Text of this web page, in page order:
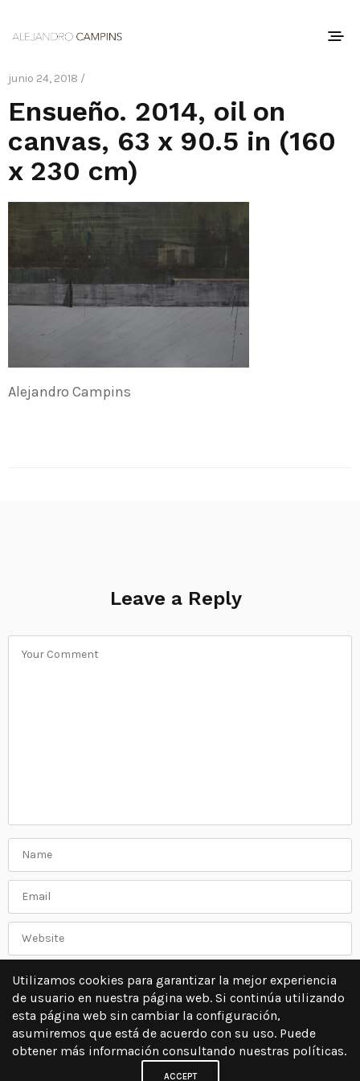
junio 24, 2018 /
Ensueño. 2014, oil on
canvas, 63 x 90.5 in (160
x 230 cm)
Alejandro Campins
Leave a Reply
Utilizamos cookies para garantizar la mejor experiencia
de usuario en nuestra página web. Si continúa utilizando
esta página web sin cambiar la configuración,
asumiremos que está de acuerdo con su uso. Puede
obtener más información consultando nuestras políticas.
ACCEPT